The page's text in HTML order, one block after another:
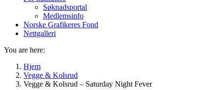
Søknadsportal
Medlemsinfo
Norske Grafikeres Fond
Nettgalleri
You are here:
Hjem
Vegge & Kolsrud
Vegge & Kolsrud – Saturday Night Fever